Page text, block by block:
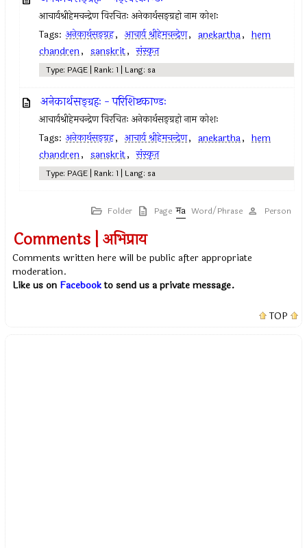
आचार्यश्रीहेमचन्द्रेण विरचितः अनेकार्थसङ्ग्रहो नाम कोशः
Tags: अनेकार्थसङ्ग्रह, आचार्य श्रीहेमचन्द्रेण, anekartha, hem
chandren, sanskrit, संस्कृत
Type: PAGE | Rank: 1 | Lang: sa
अनेकार्थसङ्ग्रहः - परिशिष्टकाण्डः
आचार्यश्रीहेमचन्द्रेण विरचितः अनेकार्थसङ्ग्रहो नाम कोशः
Tags: अनेकार्थसङ्ग्रह, आचार्य श्रीहेमचन्द्रेण, anekartha, hem
chandren, sanskrit, संस्कृत
Type: PAGE | Rank: 1 | Lang: sa
Folder Page Word/Phrase Person
Comments | अभिप्राय
Comments written here will be public after appropriate
moderation.
Like us on Facebookto send us a private message.
TOP